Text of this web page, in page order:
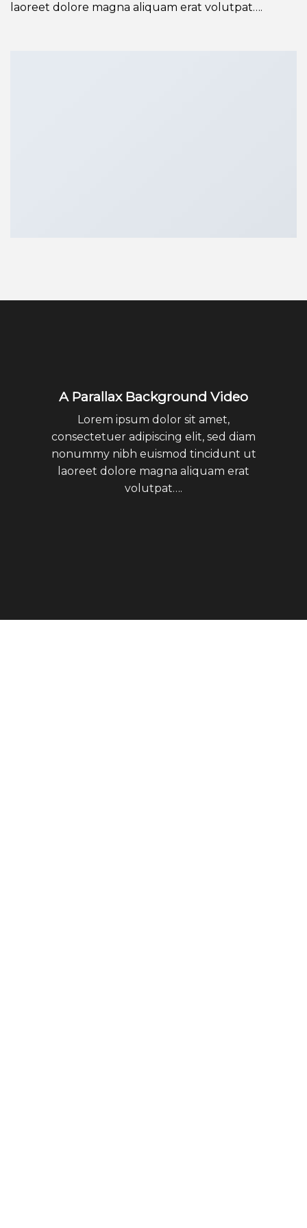
laoreet dolore magna aliquam erat volutpat….
A Parallax Background Video
Lorem ipsum dolor sit amet,
consectetuer adipiscing elit, sed diam
nonummy nibh euismod tincidunt ut
laoreet dolore magna aliquam erat
volutpat….